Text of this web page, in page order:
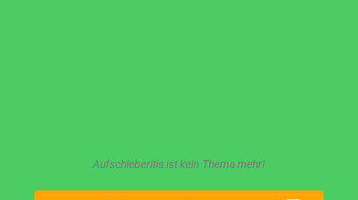
Aufschieberitis ist kein Thema mehr!